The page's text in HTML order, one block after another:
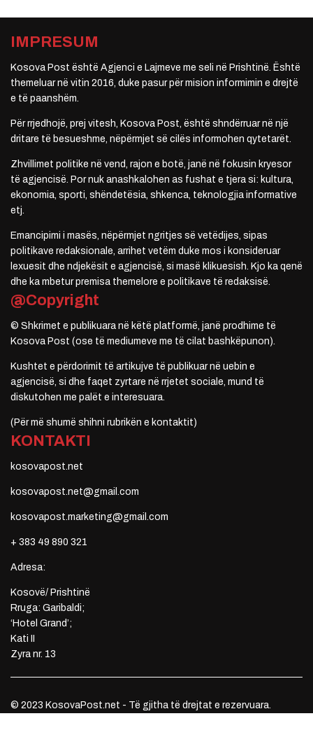
IMPRESUM
Kosova Post është Agjenci e Lajmeve me seli në Prishtinë. Është
themeluar në vitin 2016, duke pasur për mision informimin e drejtë
e të paanshëm.
Për rrjedhojë, prej vitesh, Kosova Post, është shndërruar në një
dritare të besueshme, nëpërmjet së cilës informohen qytetarët.
Zhvillimet politike në vend, rajon e botë, janë në fokusin kryesor
të agjencisë. Por nuk anashkalohen as fushat e tjera si: kultura,
ekonomia, sporti, shëndetësia, shkenca, teknologjia informative
etj.
Emancipimi i masës, nëpërmjet ngritjes së vetëdijes, sipas
politikave redaksionale, arrihet vetëm duke mos i konsideruar
lexuesit dhe ndjekësit e agjencisë, si masë klikuesish. Kjo ka qenë
dhe ka mbetur premisa themelore e politikave të redaksisë.
@Copyright
© Shkrimet e publikuara në këtë platformë, janë prodhime të
Kosova Post (ose të mediumeve me të cilat bashkëpunon).
Kushtet e përdorimit të artikujve të publikuar në uebin e
agjencisë, si dhe faqet zyrtare në rrjetet sociale, mund të
diskutohen me palët e interesuara.
(Për më shumë shihni rubrikën e kontaktit)
KONTAKTI
kosovapost.net
kosovapost.net@gmail.com
kosovapost.marketing@gmail.com
+ 383 49 890 321
Adresa:
Kosovë/ Prishtinë
Rruga: Garibaldi;
‘Hotel Grand’;
Kati II
Zyra nr. 13
© 2023 KosovaPost.net - Të gjitha të drejtat e rezervuara.